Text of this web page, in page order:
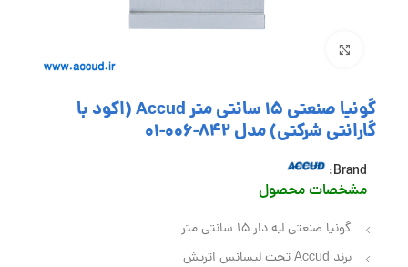
گونیا صنعتی 15 سانتی متر Accud (اکود با
گارانتی شرکتی) مدل 842-006-01
Brand:
مشخصات محصول
گونیا صنعتی لبه دار 15 سانتی متر
برند Accud تحت لیسانس اتریش